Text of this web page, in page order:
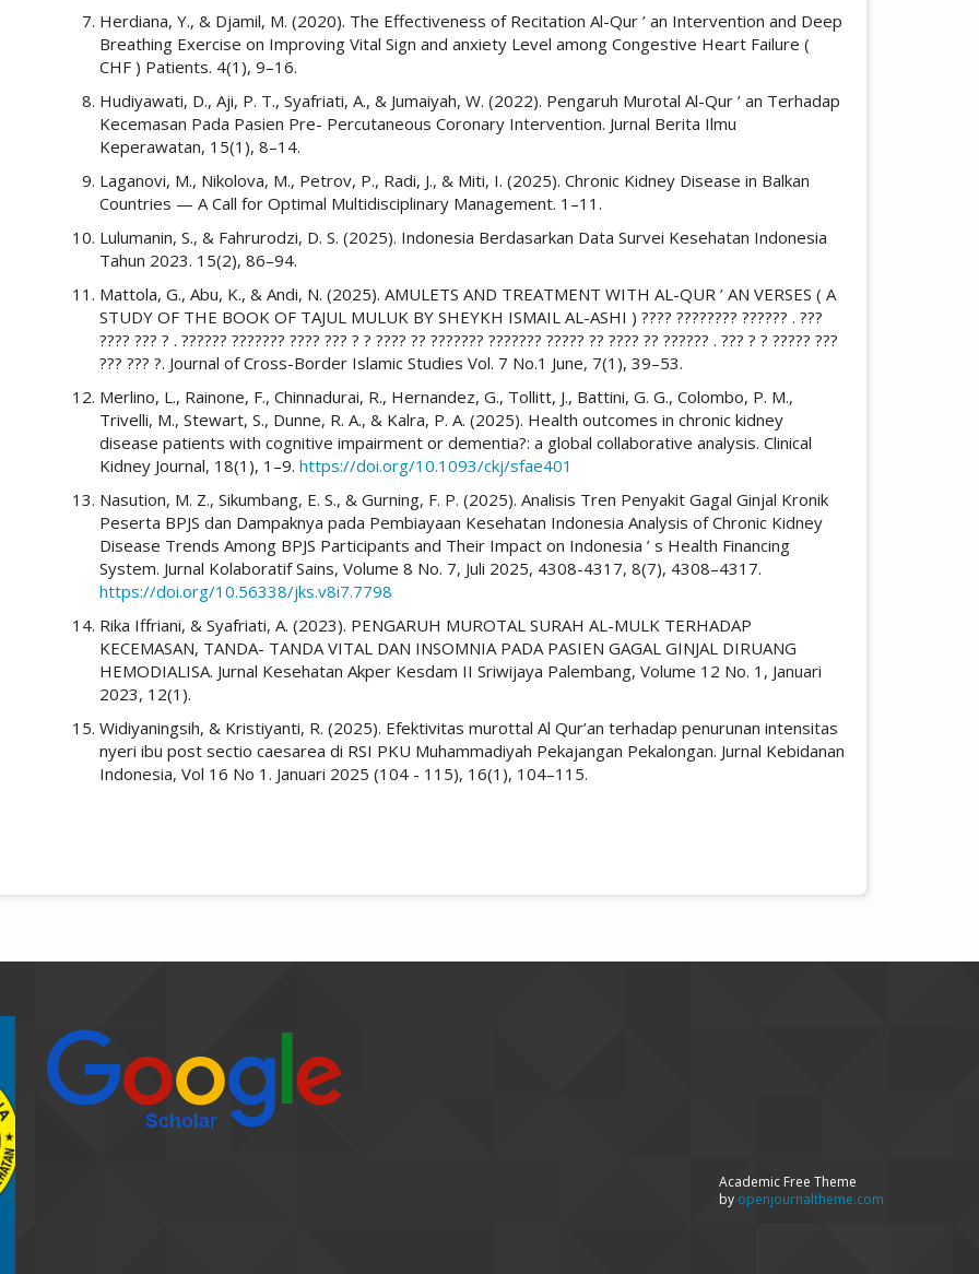
Herdiana, Y., & Djamil, M. (2020). The Effectiveness of Recitation Al-Qur ’ an Intervention and Deep
Breathing Exercise on Improving Vital Sign and anxiety Level among Congestive Heart Failure (
CHF ) Patients. 4(1), 9–16.
Hudiyawati, D., Aji, P. T., Syafriati, A., & Jumaiyah, W. (2022). Pengaruh Murotal Al-Qur ’ an Terhadap
Kecemasan Pada Pasien Pre- Percutaneous Coronary Intervention. Jurnal Berita Ilmu
Keperawatan, 15(1), 8–14.
Laganovi, M., Nikolova, M., Petrov, P., Radi, J., & Miti, I. (2025). Chronic Kidney Disease in Balkan
Countries — A Call for Optimal Multidisciplinary Management. 1–11.
Lulumanin, S., & Fahrurodzi, D. S. (2025). Indonesia Berdasarkan Data Survei Kesehatan Indonesia
Tahun 2023. 15(2), 86–94.
Mattola, G., Abu, K., & Andi, N. (2025). AMULETS AND TREATMENT WITH AL-QUR ’ AN VERSES ( A
STUDY OF THE BOOK OF TAJUL MULUK BY SHEYKH ISMAIL AL-ASHI ) ???? ???????? ?????? . ???
???? ??? ? . ?????? ??????? ???? ??? ? ? ???? ?? ??????? ??????? ????? ?? ???? ?? ?????? . ??? ? ? ????? ???
??? ??? ?. Journal of Cross-Border Islamic Studies Vol. 7 No.1 June, 7(1), 39–53.
Merlino, L., Rainone, F., Chinnadurai, R., Hernandez, G., Tollitt, J., Battini, G. G., Colombo, P. M.,
Trivelli, M., Stewart, S., Dunne, R. A., & Kalra, P. A. (2025). Health outcomes in chronic kidney
disease patients with cognitive impairment or dementia?: a global collaborative analysis. Clinical
Kidney Journal, 18(1), 1–9. https://doi.org/10.1093/ckj/sfae401
Nasution, M. Z., Sikumbang, E. S., & Gurning, F. P. (2025). Analisis Tren Penyakit Gagal Ginjal Kronik
Peserta BPJS dan Dampaknya pada Pembiayaan Kesehatan Indonesia Analysis of Chronic Kidney
Disease Trends Among BPJS Participants and Their Impact on Indonesia ’ s Health Financing
System. Jurnal Kolaboratif Sains, Volume 8 No. 7, Juli 2025, 4308-4317, 8(7), 4308–4317.
https://doi.org/10.56338/jks.v8i7.7798
Rika Iffriani, & Syafriati, A. (2023). PENGARUH MUROTAL SURAH AL-MULK TERHADAP
KECEMASAN, TANDA- TANDA VITAL DAN INSOMNIA PADA PASIEN GAGAL GINJAL DIRUANG
HEMODIALISA. Jurnal Kesehatan Akper Kesdam II Sriwijaya Palembang, Volume 12 No. 1, Januari
2023, 12(1).
Widiyaningsih, & Kristiyanti, R. (2025). Efektivitas murottal Al Qur’an terhadap penurunan intensitas
nyeri ibu post sectio caesarea di RSI PKU Muhammadiyah Pekajangan Pekalongan. Jurnal Kebidanan
Indonesia, Vol 16 No 1. Januari 2025 (104 - 115), 16(1), 104–115.
Academic Free Theme
by openjournaltheme.com